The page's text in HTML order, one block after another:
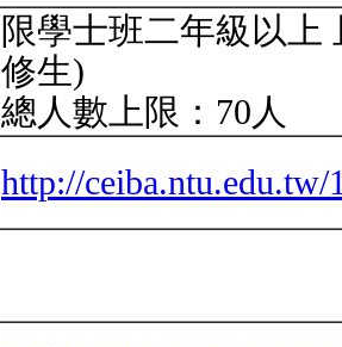
限學士班二年級以上
修生)
總人數上限：70人
http://